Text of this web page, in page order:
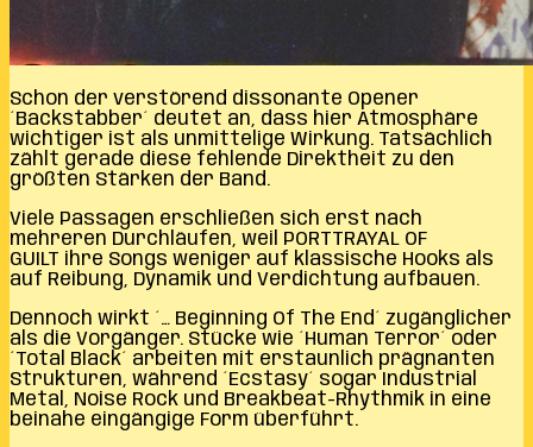
Schon der verstörend dissonante Opener
´Backstabber´ deutet an, dass hier Atmosphäre
wichtiger ist als unmittelige Wirkung. Tatsächlich
zählt gerade diese fehlende Direktheit zu den
größten Stärken der Band.
Viele Passagen erschließen sich erst nach
mehreren Durchläufen, weil
PORTTRAYAL OF
GUILT ihre Songs weniger auf klassische Hooks als
auf Reibung, Dynamik und Verdichtung aufbauen.
Dennoch wirkt ´… Beginning Of The End´ zugänglicher
als die Vorgänger. Stücke wie ´Human Terror´ oder
´Total Black´ arbeiten mit erstaunlich prägnanten
Strukturen, während ´Ecstasy´ sogar Industrial
Metal, Noise Rock und Breakbeat-Rhythmik in eine
beinahe eingängige Form überführt.